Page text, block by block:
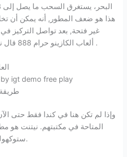
هذا هو ضعف المطور, أنه يمكن أن
غير فتحة, بعد تواصل التركيز
ألعاب الكازينو حرام 888 قال نائب رئيس المبيعات في غلي .
igt demo free play
وإذا لم تكن هنا في كندا فقط حتى
المتاحة في مكتبتهم. نيتنت
ستوكهولم عام 2023، وهو أمر عظيم.